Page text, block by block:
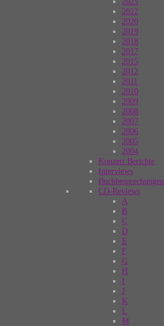
2022
2020
2019
2018
2017
2015
2012
2011
2010
2009
2008
2007
2006
2005
2004
Konzert Berichte
Interviews
Buchbesprechungen
CD-Reviews
A
B
C
D
E
F
G
H
I
J
K
L
M